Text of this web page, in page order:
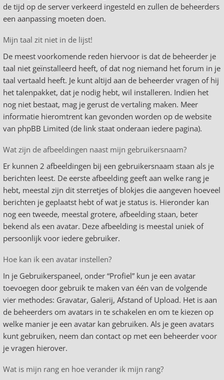
de tijd op de server verkeerd ingesteld en zullen de beheerders
een aanpassing moeten doen.
Mijn taal zit niet in de lijst!
De meest voorkomende reden hiervoor is dat de beheerder je
taal niet geïnstalleerd heeft, of dat nog niemand het forum in je
taal vertaald heeft. Je kunt altijd aan de beheerder vragen of hij
het talenpakket, dat je nodig hebt, wil installeren. Indien het
nog niet bestaat, mag je gerust de vertaling maken. Meer
informatie hieromtrent kan gevonden worden op de website
van phpBB Limited (de link staat onderaan iedere pagina).
Wat zijn de afbeeldingen naast mijn gebruikersnaam?
Er kunnen 2 afbeeldingen bij een gebruikersnaam staan als je
berichten leest. De eerste afbeelding geeft aan welke rang je
hebt, meestal zijn dit sterretjes of blokjes die aangeven hoeveel
berichten je geplaatst hebt of wat je status is. Hieronder kan
nog een tweede, meestal grotere, afbeelding staan, beter
bekend als een avatar. Deze afbeelding is meestal uniek of
persoonlijk voor iedere gebruiker.
Hoe kan ik een avatar instellen?
In je Gebruikerspaneel, onder “Profiel” kun je een avatar
toevoegen door gebruik te maken van één van de volgende
vier methodes: Gravatar, Galerij, Afstand of Upload. Het is aan
de beheerders om avatars in te schakelen en om te kiezen op
welke manier je een avatar kan gebruiken. Als je geen avatars
kunt gebruiken, neem dan contact op met een beheerder voor
je vragen hierover.
Wat is mijn rang en hoe verander ik mijn rang?